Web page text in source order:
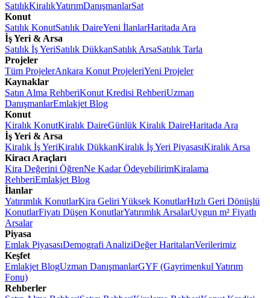
SatılıkKiralıkYatırımDanışmanlarSat
Konut
Satılık KonutSatılık DaireYeni İlanlarHaritada Ara
İş Yeri & Arsa
Satılık İş YeriSatılık DükkanSatılık ArsaSatılık Tarla
Projeler
Tüm ProjelerAnkara Konut ProjeleriYeni Projeler
Kaynaklar
Satın Alma RehberiKonut Kredisi RehberiUzman
DanışmanlarEmlakjet Blog
Konut
Kiralık KonutKiralık DaireGünlük Kiralık DaireHaritada Ara
İş Yeri & Arsa
Kiralık İş YeriKiralık DükkanKiralık İş Yeri PiyasasıKiralık Arsa
Kiracı Araçları
Kira Değerini ÖğrenNe Kadar ÖdeyebilirimKiralama
RehberiEmlakjet Blog
İlanlar
Yatırımlık KonutlarKira Geliri Yüksek KonutlarHızlı Geri Dönüşlü
KonutlarFiyatı Düşen KonutlarYatırımlık ArsalarUygun m² Fiyatlı
Arsalar
Piyasa
Emlak PiyasasıDemografi AnaliziDeğer HaritalarıVerilerimiz
Keşfet
Emlakjet BlogUzman DanışmanlarGYF (Gayrimenkul Yatırım
Fonu)
Rehberler